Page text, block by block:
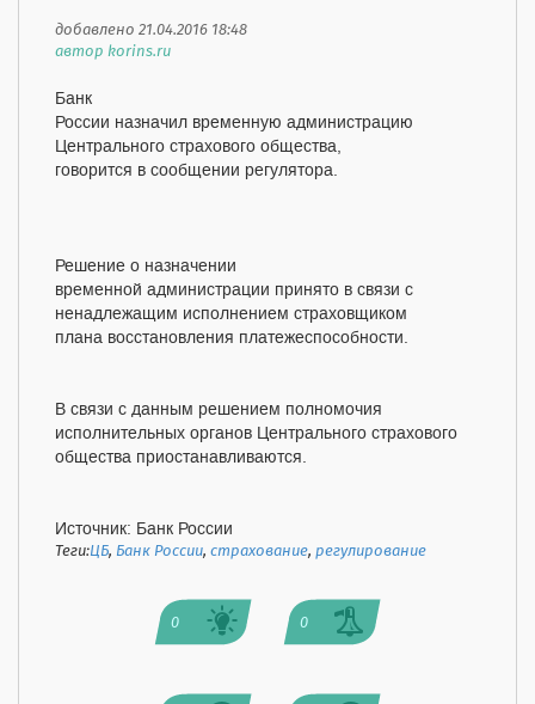
добавлено 21.04.2016 18:48
автор korins.ru
Банк
России назначил временную администрацию
Центрального страхового общества,
говорится в сообщении регулятора.
Решение о назначении
временной администрации принято в связи с
ненадлежащим исполнением страховщиком
плана восстановления платежеспособности.
В связи с данным решением полномочия
исполнительных органов Центрального страхового
общества приостанавливаются.
Источник: Банк России
Теги:ЦБ, Банк России,страхование,регулирование
0 0